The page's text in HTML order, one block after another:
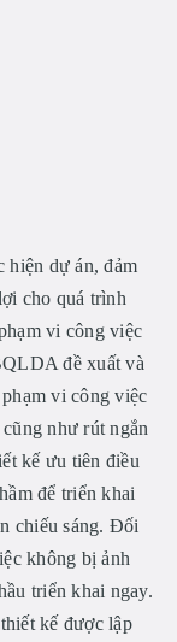
hiện dự án, đảm
cho quá trình
vi công việc
đề xuất và
vi công việc
như rút ngắn
kế ưu tiên điều
để triển khai
chiếu sáng. Đối
không bị ảnh
triển khai ngay.
kế được lập